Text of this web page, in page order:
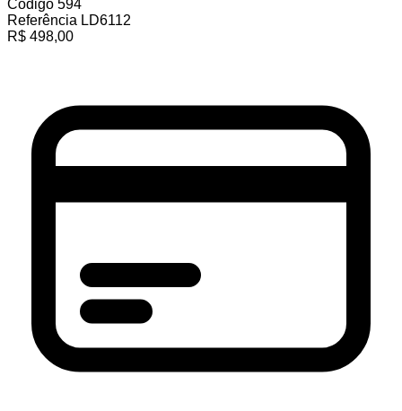
Código 594
Referência LD6112
R$ 498,00